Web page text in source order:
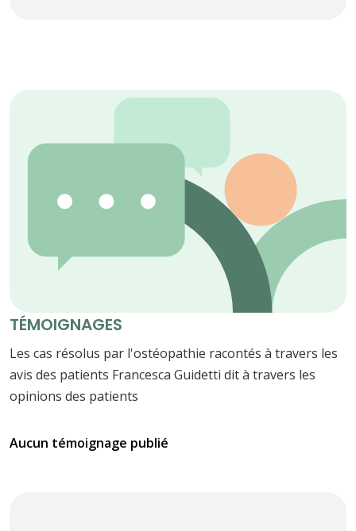
TÉMOIGNAGES
Les cas résolus par l'ostéopathie racontés à travers les
avis des patients Francesca Guidetti dit à travers les
opinions des patients
Aucun témoignage publié